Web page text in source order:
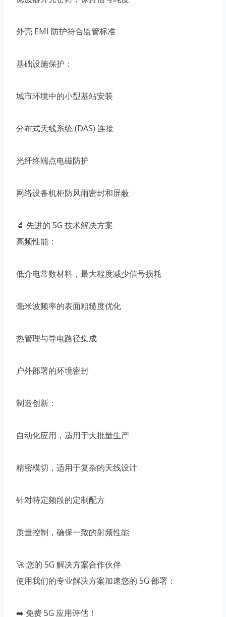
外壳 EMI 防护符合监管标准
基础设施保护：
城市环境中的小型基站安装
分布式天线系统 (DAS) 连接
光纤终端点电磁防护
网络设备机柜防风雨密封和屏蔽
🔬 先进的 5G 技术解决方案
高频性能：
低介电常数材料，最大程度减少信号损耗
毫米波频率的表面粗糙度优化
热管理与导电路径集成
户外部署的环境密封
制造创新：
自动化应用，适用于大批量生产
精密模切，适用于复杂的天线设计
针对特定频段的定制配方
质量控制，确保一致的射频性能
🚀 您的 5G 解决方案合作伙伴
使用我们的专业解决方案加速您的 5G 部署：
➡️ 免费 5G 应用评估！